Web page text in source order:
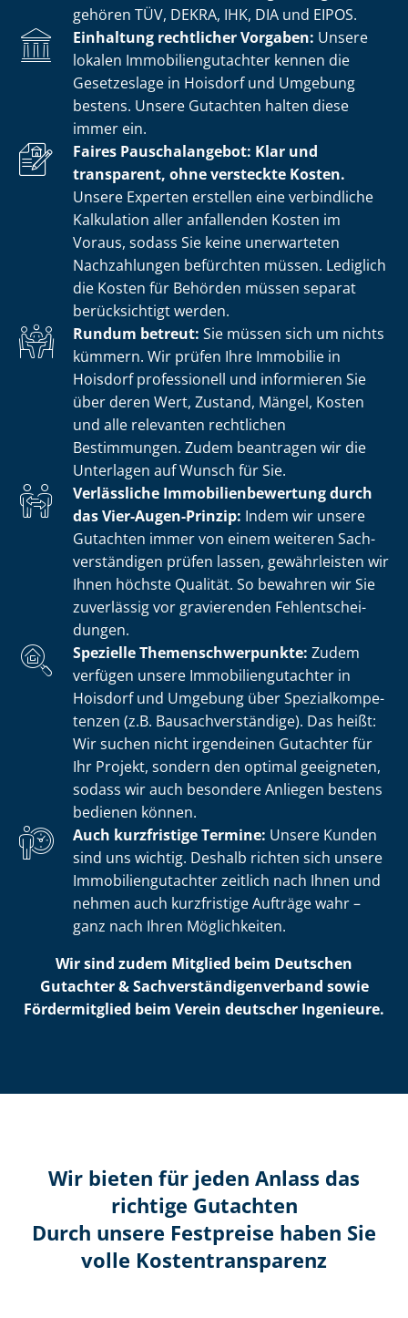
gehören TÜV, DEKRA, IHK, DIA und EIPOS.
Einhaltung rechtlicher Vorgaben: Unsere
lokalen Im­mo­bi­li­en­gut­ach­ter kennen die
Gesetzeslage in Hoisdorf und Umgebung
bestens. Unsere Gutachten halten diese
immer ein.
Faires Pauschalangebot: Klar und
transparent, ohne versteckte Kosten.
Unsere Experten erstellen eine verbindliche
Kalkulation aller anfallenden Kosten im
Voraus, sodass Sie keine unerwarteten
Nachzahlungen befürchten müssen. Lediglich
die Kosten für Behörden müssen separat
berücksichtigt werden.
Rundum betreut: Sie müssen sich um nichts
kümmern. Wir prüfen Ihre Immobilie in
Hoisdorf professionell und informieren Sie
über deren Wert, Zustand, Mängel, Kosten
und alle relevanten rechtlichen
Bestimmungen. Zudem beantragen wir die
Unterlagen auf Wunsch für Sie.
Verlässliche Im­mo­bi­li­en­be­wer­tung durch
das Vier-Augen-Prinzip: Indem wir unsere
Gutachten immer von einem weiteren Sach­
ver­stän­di­gen prüfen lassen, gewährleisten wir
Ihnen höchste Qualität. So bewahren wir Sie
zuverlässig vor gravierenden Fehl­ent­schei­
dun­gen.
Spezielle The­men­schwer­punk­te: Zudem
verfügen unsere Im­mo­bi­li­en­gut­ach­ter in
Hoisdorf und Umgebung über Spe­zi­al­kom­pe­
ten­zen (z.B. Bau­sach­ver­stän­di­ge). Das heißt:
Wir suchen nicht irgendeinen Gutachter für
Ihr Projekt, sondern den optimal geeigneten,
sodass wir auch besondere Anliegen bestens
bedienen können.
Auch kurzfristige Termine: Unsere Kunden
sind uns wichtig. Deshalb richten sich unsere
Im­mo­bi­li­en­gut­ach­ter zeitlich nach Ihnen und
nehmen auch kurzfristige Aufträge wahr –
ganz nach Ihren Möglichkeiten.
Wir sind zudem Mitglied beim Deutschen
Gutachter & Sach­ver­stän­di­gen­ver­band sowie
Fördermitglied beim Verein deutscher Ingenieure.
Wir bieten für jeden Anlass das
richtige Gutachten
Durch unsere Festpreise haben Sie
volle Kosten­transparenz